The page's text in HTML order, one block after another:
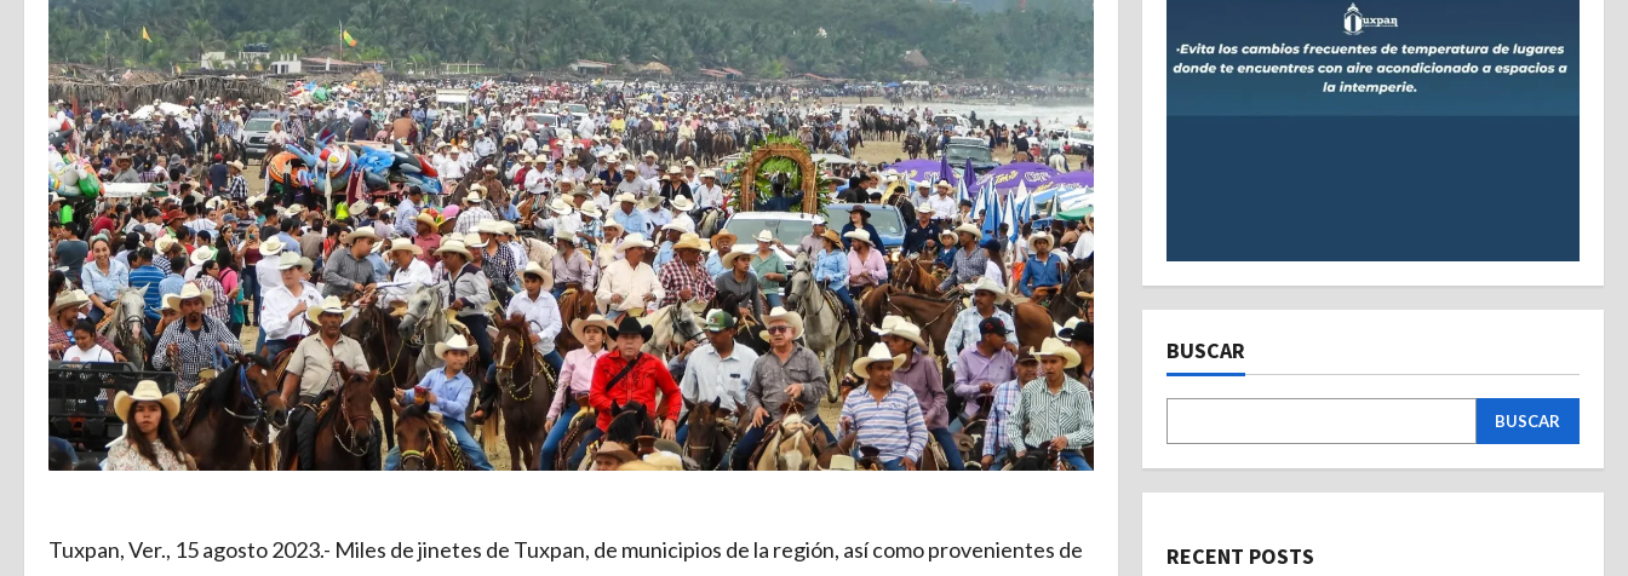
Tuxpan, Ver., 15 agosto 2023.- Miles de jinetes de Tuxpan, de municipios de la región, así como provenientes de
BUSCAR
BUSCAR
RECENT POSTS